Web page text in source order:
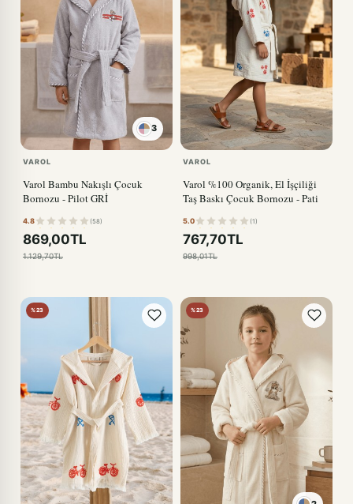
3
VAROL
Varol Bambu Nakışlı Çocuk
Bornozu - Pilot GRİ
4.8 (58)
869,00TL
1.129,70TL
VAROL
Varol %100 Organik, El İşçiliği
Taş Baskı Çocuk Bornozu - Pati
5.0 (1)
767,70TL
998,01TL
%23 %23